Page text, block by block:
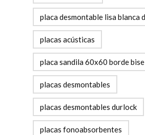
placa desmontable lisa blanca
placas acústicas
placa sandila 60x60 borde
placas desmontables
placas desmontables durlock
placas fonoabsorbentes